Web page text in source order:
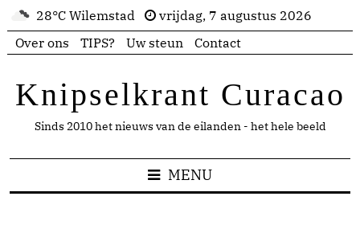
28°C Wilemstad
vrijdag, 7 augustus 2026
Over ons
TIPS? Uw steun Contact
Knipselkrant Curacao
Sinds 2010 het nieuws van de eilanden - het hele beeld
MENU